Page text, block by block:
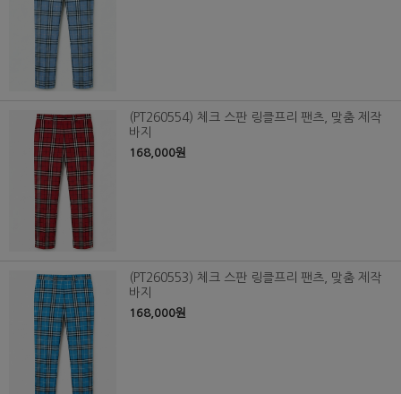
(PT260554) 체크 스판 링클프리 팬츠, 맞춤 제작
바지
168,000원
(PT260553) 체크 스판 링클프리 팬츠, 맞춤 제작
바지
168,000원